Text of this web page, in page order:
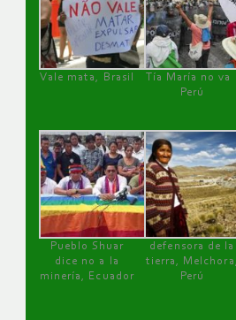
Vale mata, Brasil
Tía María no va !
Perú
Pueblo Shuar
dice no a la
minería, Ecuador
defensora de la
tierra, Melchora,
Perú